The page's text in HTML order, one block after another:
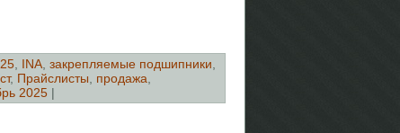
INA закрепляемые подшипники
, Прайслисты продажа
2025 |